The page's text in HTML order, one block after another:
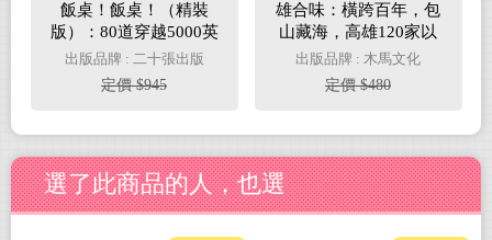
飯桌！飯桌！（精裝
版）：80道穿越5000英
里記憶的韓料理
出版品牌 : 二十張出版
定價 $945
雄合味：橫跨百年，包
山藏海，高雄120家以
人情和手藝慢燉的食飲
私味
出版品牌 : 木馬文化
定價 $480
選了此商品的人，也選